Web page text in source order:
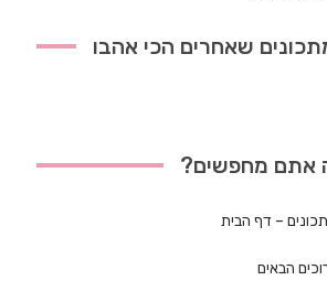
שאחרים הכי אהבו
אתם מחפשים?
– דף הבית
הבאים